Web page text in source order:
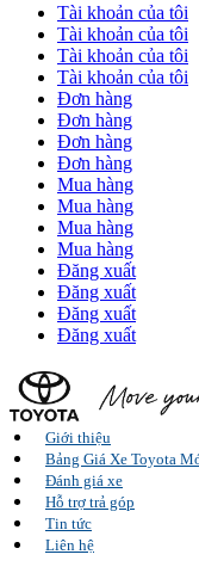
Tài khoản của tôi
Tài khoản của tôi
Tài khoản của tôi
Tài khoản của tôi
Đơn hàng
Đơn hàng
Đơn hàng
Đơn hàng
Mua hàng
Mua hàng
Mua hàng
Mua hàng
Đăng xuất
Đăng xuất
Đăng xuất
Đăng xuất
Giới thiệu
Bảng Giá Xe Toyota
Đánh giá xe
Hỗ trợ trả góp
Tin tức
Liên hệ